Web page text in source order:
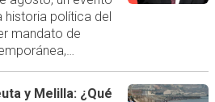
historia política del
mandato de
y Melilla: ¿Qué